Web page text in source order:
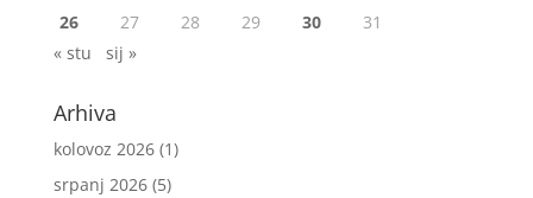
26
27 28 29 30
31
« stu
sij »
Arhiva
kolovoz 2026(1)
srpanj 2026(5)